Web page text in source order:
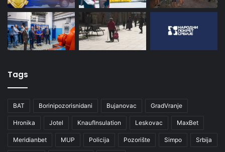
Tags
BAT Borinipozorisnidani Bujanovac GradVranje
Hronika Jotel KnaufInsulation Leskovac MaxBet
Meridianbet MUP Policija Pozorište Simpo Srbija